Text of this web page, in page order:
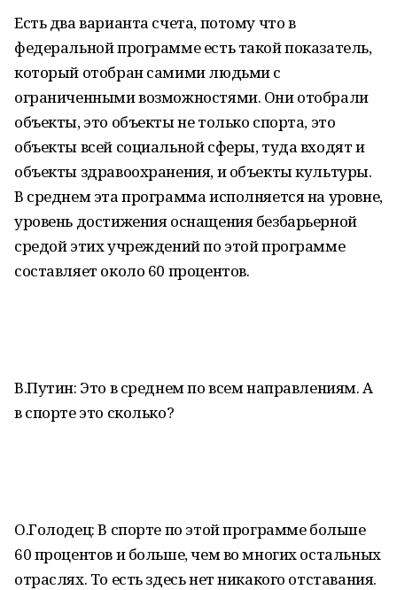
Есть два варианта счета, потому что в
федеральной программе есть такой показатель,
который отобран самими людьми с
ограниченными возможностями. Они отобрали
объекты, это объекты не только спорта, это
объекты всей социальной сферы, туда входят и
объекты здравоохранения, и объекты культуры.
В среднем эта программа исполняется на уровне,
уровень достижения оснащения безбарьерной
средой этих учреждений по этой программе
составляет около 60 процентов.
В.Путин: Это в среднем по всем направлениям. А
в спорте это сколько?
О.Голодец: В спорте по этой программе больше
60 процентов и больше, чем во многих остальных
отраслях. То есть здесь нет никакого отставания.